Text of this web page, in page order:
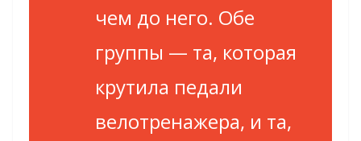
чем до него. Обе
группы — та, которая
крутила педали
велотренажера, и та,